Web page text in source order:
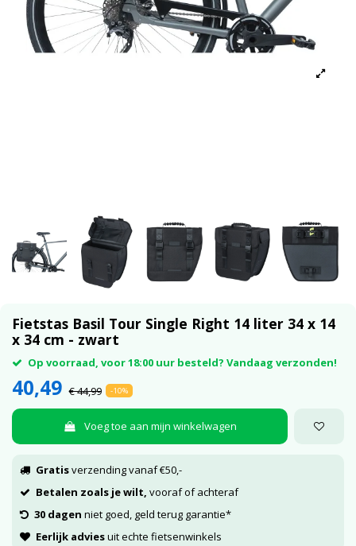
Fietstas Basil Tour Single Right 14 liter 34 x 14
x 34 cm - zwart
Op voorraad, voor 18:00 uur besteld? Vandaag verzonden!
40,49 € 44,99 -10%
Voeg toe aan mijn winkelwagen
Gratisverzending vanaf €50,-
Betalen zoals je wilt, vooraf of achteraf
30 dagen niet goed, geld terug garantie*
Eerlijk adviesuit echte fietsenwinkels